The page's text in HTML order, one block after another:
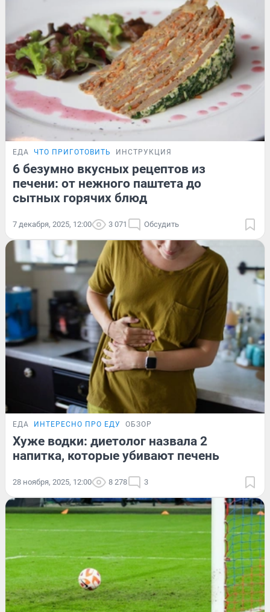
ЕДА ЧТО ПРИГОТОВИТЬ ИНСТРУКЦИЯ
6 безумно вкусных рецептов из
печени: от нежного паштета до
сытных горячих блюд
7 декабря, 2025, 12:00 3 071 Обсудить
ЕДА ИНТЕРЕСНО ПРО ЕДУ ОБЗОР
Хуже водки: диетолог назвала 2
напитка, которые убивают печень
28 ноября, 2025, 12:00 8 278 3